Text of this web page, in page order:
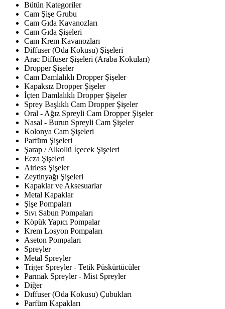
Bütün Kategoriler
Cam Şişe Grubu
Cam Gıda Kavanozları
Cam Gıda Şişeleri
Cam Krem Kavanozları
Diffuser (Oda Kokusu) Şişeleri
Arac Diffuser Şişeleri (Araba Kokuları)
Dropper Şişeler
Cam Damlalıklı Dropper Şişeler
Kapaksız Dropper Şişeler
İçten Damlalıklı Dropper Şişeler
Sprey Başlıklı Cam Dropper Şişeler
Oral - Ağız Spreyli Cam Dropper Şişeler
Nasal - Burun Spreyli Cam Şişeler
Kolonya Cam Şişeleri
Parfüm Şişeleri
Şarap / Alkollü İçecek Şişeleri
Ecza Şişeleri
Airless Şişeler
Zeytinyağı Şişeleri
Kapaklar ve Aksesuarlar
Metal Kapaklar
Şişe Pompaları
Sıvı Sabun Pompaları
Köpük Yapıcı Pompalar
Krem Losyon Pompaları
Aseton Pompaları
Spreyler
Metal Spreyler
Triger Spreyler - Tetik Püskürtücüler
Parmak Spreyler - Mist Spreyler
Diğer
Dıffuser (Oda Kokusu) Çubukları
Parfüm Kapakları